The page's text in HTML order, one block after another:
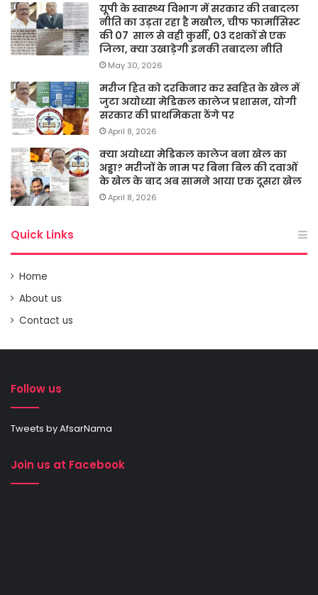
यूपी के स्वास्थ्य विभाग में सरकार की तबादला
नीति का उड़ता रहा है मखौल, चीफ फार्मासिस्ट
की 07 साल से वही कुर्सी, 03 दशकों से एक
जिला, क्या उखाड़ेगी इनकी तबादला नीति
May 30, 2026
मरीज हित को दरकिनार कर स्वहित के खेल में
जुटा अयोध्या मेडिकल कालेज प्रशासन, योगी
सरकार की प्राथमिकता ठेंगे पर
April 8, 2026
क्या अयोध्या मेडिकल कालेज बना खेल का
अड्डा? मरीजों के नाम पर बिना बिल की दवाओं
के खेल के बाद अब सामने आया एक दूसरा खेल
April 8, 2026
Quick Links
Home
About us
Contact us
Follow us
Tweets by AfsarNama
Join us at Facebook